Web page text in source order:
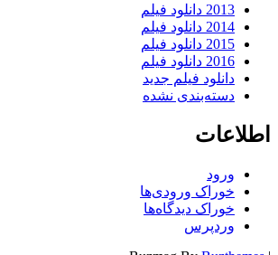
2013 دانلود فیلم
2014 دانلود فیلم
2015 دانلود فیلم
2016 دانلود فیلم
دانلود فیلم جدید
دسته‌بندی نشده
اطلاعات
ورود
خوراک ورودی‌ها
خوراک دیدگاه‌ها
وردپرس